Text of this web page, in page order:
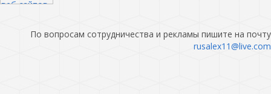
По вопросам сотрудничества и рекламы пишите на почту
rusalex11@live.com